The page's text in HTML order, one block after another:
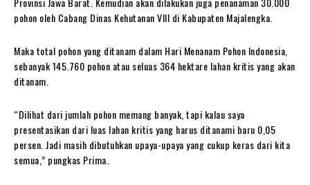
pohon oleh Cabang Dinas Kehutanan VIII di Kabupaten Majalengka.
Maka total pohon yang ditanam dalam Hari Menanam Pohon Indonesia,
sebanyak 145.760 pohon atau seluas 364 hektare lahan kritis yang akan
ditanam.
“Dilihat dari jumlah pohon memang banyak, tapi kalau saya
presentasikan dari luas lahan kritis yang harus ditanami baru 0,05
persen. Jadi masih dibutuhkan upaya-upaya yang cukup keras dari kita
semua,” pungkas Prima.